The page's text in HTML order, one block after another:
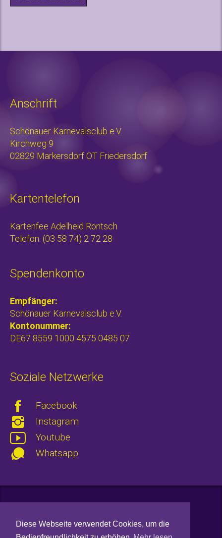
Diese Webseite verwendet Cookies, um die
Anschrift
Schönauer Karnevalsclub e.V.
Kirchweg 9
02829 Markersdorf OT Friedersdorf
Kartentelefon
Kartenfee Adelheid Röntsch
Telefon: (03 58 74) 2 72 28
Spendenkonto
Empfänger:
Schönauer Karnevalsclub e.V.
Kontonummer:
DE67 8559 1000 4575 0485 07
Soziale Netzwerke
Facebook
Instagram
Youtube
Whatsapp
Kontakt